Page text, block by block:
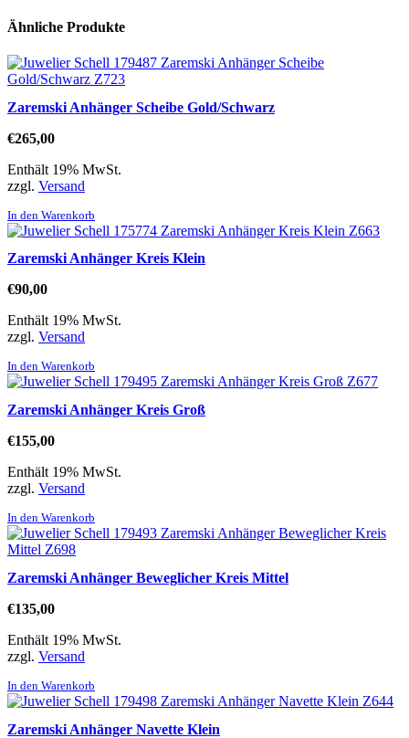
Ähnliche Produkte
Zaremski Anhänger Scheibe Gold/Schwarz
€265,00
Enthält 19% MwSt.
zzgl. Versand
In den Warenkorb
Zaremski Anhänger Kreis Klein
€90,00
Enthält 19% MwSt.
zzgl. Versand
In den Warenkorb
Zaremski Anhänger Kreis Groß
€155,00
Enthält 19% MwSt.
zzgl. Versand
In den Warenkorb
Zaremski Anhänger Beweglicher Kreis Mittel
€135,00
Enthält 19% MwSt.
zzgl. Versand
In den Warenkorb
Zaremski Anhänger Navette Klein